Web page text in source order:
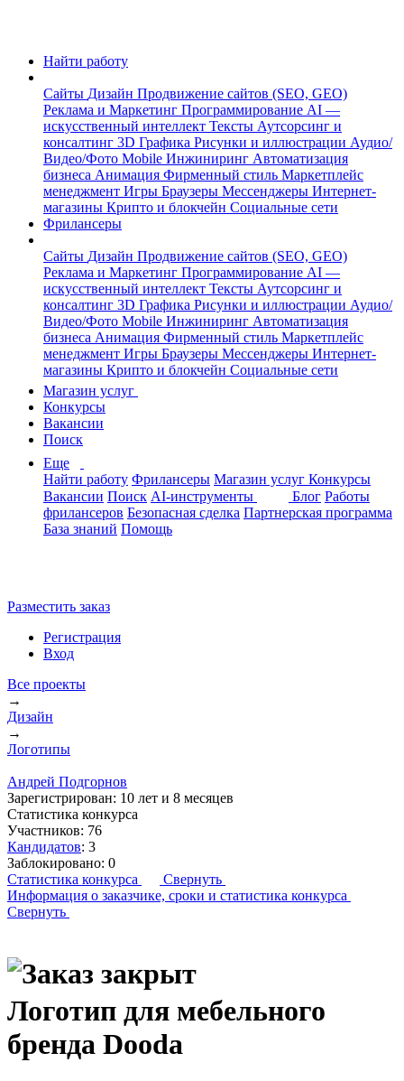
Найти работу
Сайты Дизайн Продвижение сайтов (SEO, GEO)
Реклама и Маркетинг Программирование AI —
искусственный интеллект Тексты Аутсорсинг и
консалтинг 3D Графика Рисунки и иллюстрации Аудио/
Видео/Фото Mobile Инжиниринг Автоматизация
бизнеса Анимация Фирменный стиль Маркетплейс
менеджмент Игры Браузеры Мессенджеры Интернет-
магазины Крипто и блокчейн Социальные сети
Фрилансеры
Сайты Дизайн Продвижение сайтов (SEO, GEO)
Реклама и Маркетинг Программирование AI —
искусственный интеллект Тексты Аутсорсинг и
консалтинг 3D Графика Рисунки и иллюстрации Аудио/
Видео/Фото Mobile Инжиниринг Автоматизация
бизнеса Анимация Фирменный стиль Маркетплейс
менеджмент Игры Браузеры Мессенджеры Интернет-
магазины Крипто и блокчейн Социальные сети
Магазин услуг
Конкурсы
Вакансии
Поиск
Еще
Найти работу Фрилансеры Магазин услуг Конкурсы
Вакансии Поиск AI-инструменты Блог Работы
фрилансеров Безопасная сделка Партнерская программа
База знаний Помощь
Разместить заказ
Регистрация
Вход
Все проекты
→
Дизайн
→
Логотипы
Андрей Подгорнов
Зарегистрирован: 10 лет и 8 месяцев
Статистика конкурса
Участников: 76
Кандидатов: 3
Заблокировано: 0
Статистика конкурса
Свернуть
Информация о заказчике, сроки и статистика конкурса
Свернуть
Логотип для мебельного
бренда Dooda